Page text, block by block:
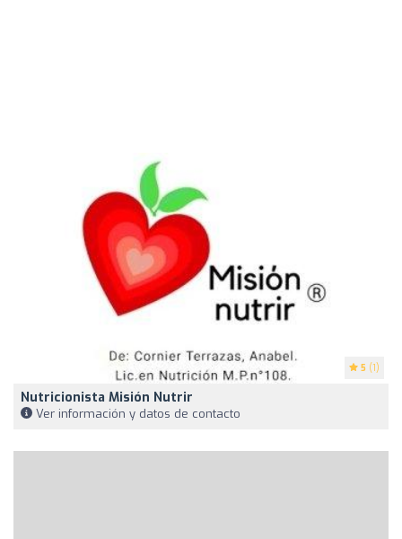
5 (1)
Nutricionista Misión Nutrir
Ver información y datos de contacto